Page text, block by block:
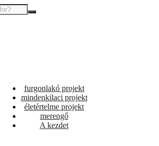
furgonlakó projekt
mindenkilaci projekt
életértelme projekt
merengő
A kezdet